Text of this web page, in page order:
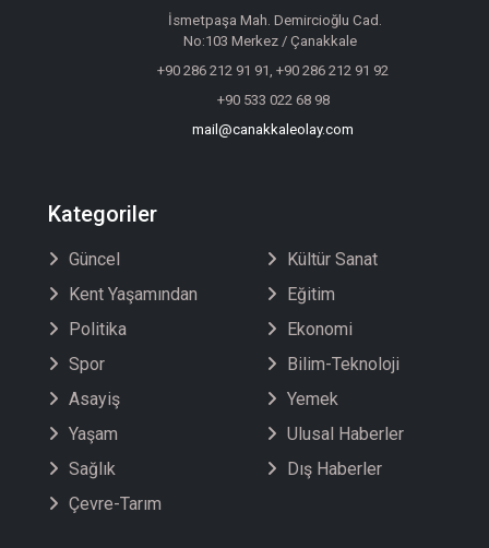
İsmetpaşa Mah. Demircioğlu Cad.
No:103 Merkez / Çanakkale
+90 286 212 91 91, +90 286 212 91 92
+90 533 022 68 98
mail@canakkaleolay.com
Kategoriler
Güncel
Kent Yaşamından
Politika
Spor
Asayiş
Yaşam
Sağlık
Çevre-Tarım
Kültür Sanat
Eğitim
Ekonomi
Bilim-Teknoloji
Yemek
Ulusal Haberler
Dış Haberler